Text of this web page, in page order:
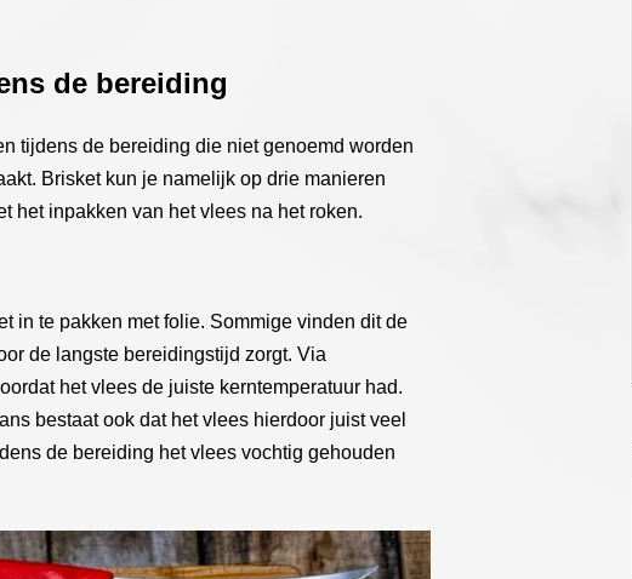
de bereiding
tijdens de bereiding die niet genoemd worden
Brisket kun je namelijk op drie manieren
het inpakken van het vlees na het roken.
in te pakken met folie. Sommige vinden dit de
de langste bereidingstijd zorgt. Via
het vlees de juiste kerntemperatuur had.
bestaat ook dat het vlees hierdoor juist veel
de bereiding het vlees vochtig gehouden